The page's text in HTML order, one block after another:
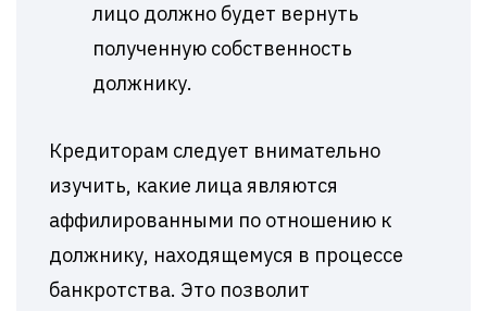
лицо должно будет вернуть
полученную собственность
должнику.
Кредиторам следует внимательно
изучить, какие лица являются
аффилированными по отношению к
должнику, находящемуся в процессе
банкротства. Это позволит